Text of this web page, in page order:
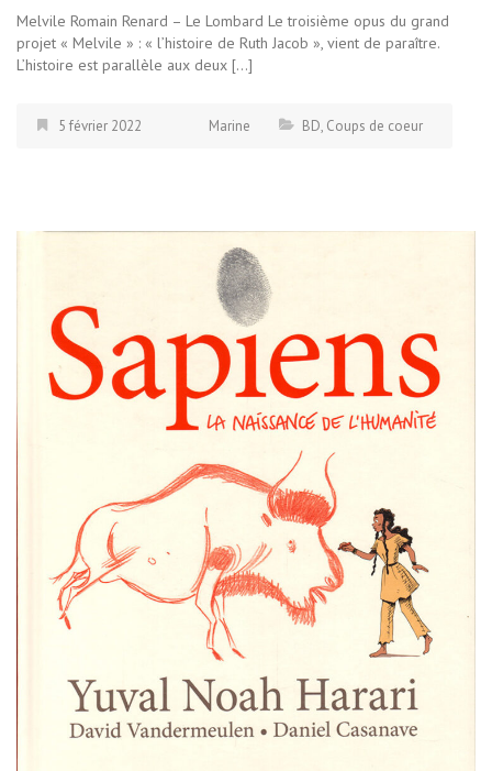
Melvile Romain Renard – Le Lombard Le troisième opus du grand
projet « Melvile » : « l’histoire de Ruth Jacob », vient de paraître.
L’histoire est parallèle aux deux […]
5 février 2022 Marine BD, Coups de coeur